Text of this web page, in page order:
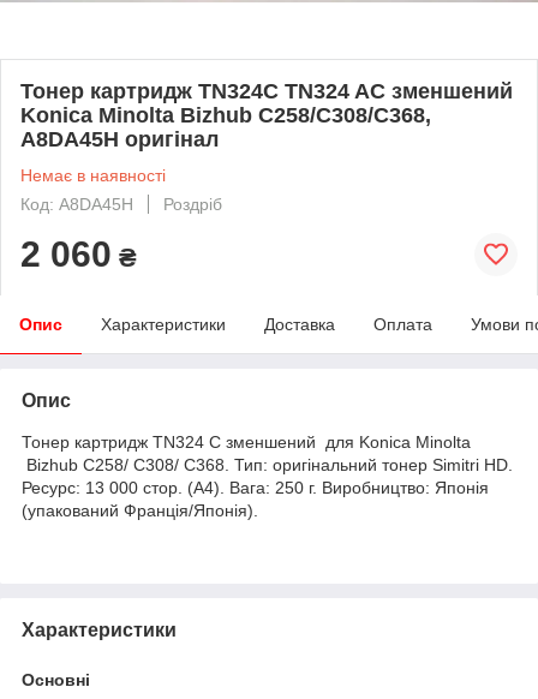
Тонер картридж TN324C TN324 AC зменшений
Konica Minolta Bizhub C258/C308/C368,
A8DA45H оригінал
Немає в наявності
Код: A8DA45H
Роздріб
2 060 ₴
Опис Характеристики Доставка Оплата Умови
Опис
Тонер картридж TN324 C зменшений для Konica Minolta
Bizhub C258/ C308/ C368. Тип: оригінальний тонер Simitri HD.
Ресурс: 13 000 стор. (А4). Вага: 250 г. Виробництво: Японія
(упакований Франція/Японія).
Характеристики
Основні